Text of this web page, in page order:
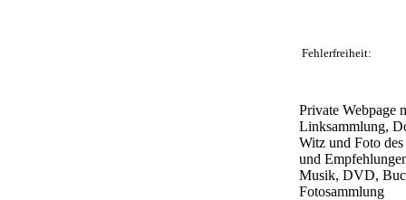
Fehlerfreiheit:
Private Webpage
Linksammlung,
Witz und Foto
und
Musik, DVD,
Fotosammlung